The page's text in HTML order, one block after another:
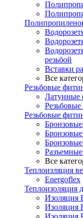
резьбой
Вставки
Все
Резьбовые
Латунные
Резьбовые
Все
Теплоизляция
Energoflex
Теплоизоляция
Изоляция
Изоляция
Изоляция